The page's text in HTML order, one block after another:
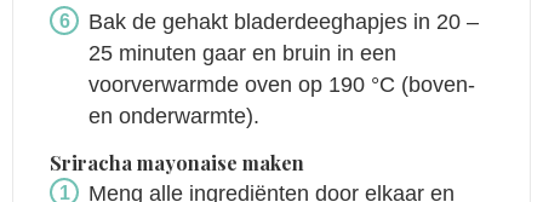
Bak de gehakt bladerdeeghapjes in 20 –
25 minuten gaar en bruin in een
voorverwarmde oven op 190 °C (boven-
en onderwarmte).
Sriracha mayonaise maken
Meng alle ingrediënten door elkaar en